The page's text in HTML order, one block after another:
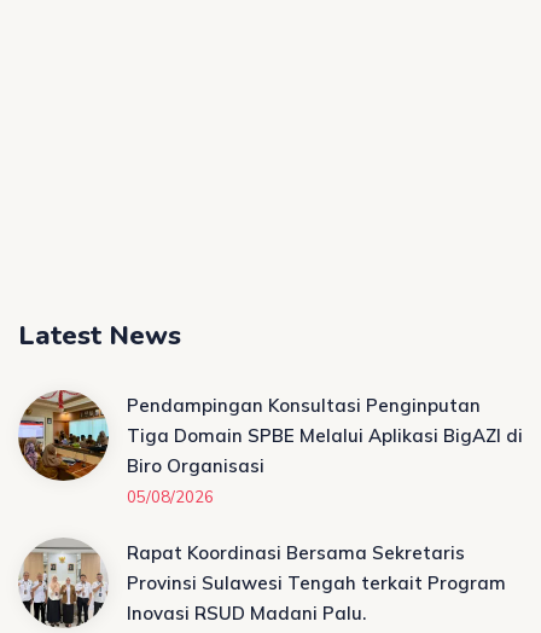
Latest News
Pendampingan Konsultasi Penginputan
Tiga Domain SPBE Melalui Aplikasi BigAZI di
Biro Organisasi
05/08/2026
Rapat Koordinasi Bersama Sekretaris
Provinsi Sulawesi Tengah terkait Program
Inovasi RSUD Madani Palu.